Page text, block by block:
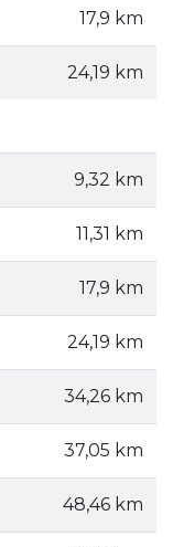
17,9 km
24,19 km
9,32 km
11,31 km
17,9 km
24,19 km
34,26 km
37,05 km
48,46 km